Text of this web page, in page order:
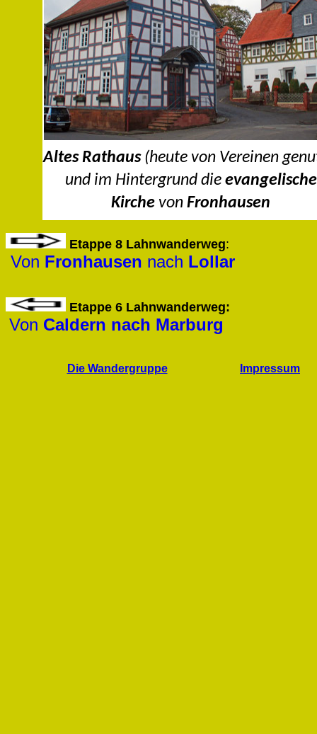
Altes Rathaus(heute von Vereinen
und im Hintergrund die evangelische
Kirche von Fronhausen
Etappe 8 Lahnwanderweg:
Von Fronhausen nach Lollar
Etappe 6 Lahnwanderweg:
Von Caldern nach Marburg
Die Wandergruppe Impressum